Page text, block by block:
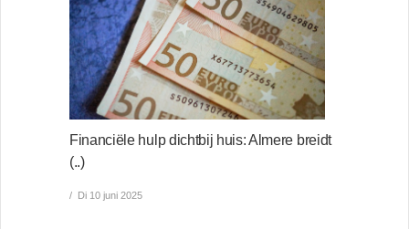
Financiële hulp dichtbij huis: Almere breidt
(..)
Di 10 juni 2025